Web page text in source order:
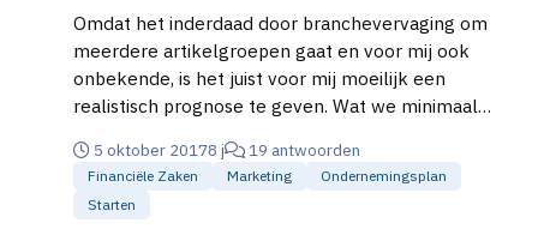
spelen op de seizoenen. Maar de prognose van
omzet is een onzekere factor, maar ondernemen is
risico nemen. Ik zie het zeker slagen, mede door
onze kennis en ervaring van in retail. Ik ben zelf
opgegroeid in retail. Over gestapt naar online
verkoop, maar mis het persoonlijke contact met
klanten en daarin willen we ons ook sterk maken.
Omdat het inderdaad door branchevervaging om
meerdere artikelgroepen gaat en voor mij ook
onbekende, is het juist voor mij moeilijk een
realistisch prognose te geven. Wat we minimaal
uiteindelijk begin je wel iets om er winst en
voldoeining uit te halen. Maar ik wil als ik met mijn
prognosecijfers aankom bij een bank, graag
5 oktober 20178 j 19 antwoorden
Financiële Zaken Marketing
Ondernemingsplan
Starten